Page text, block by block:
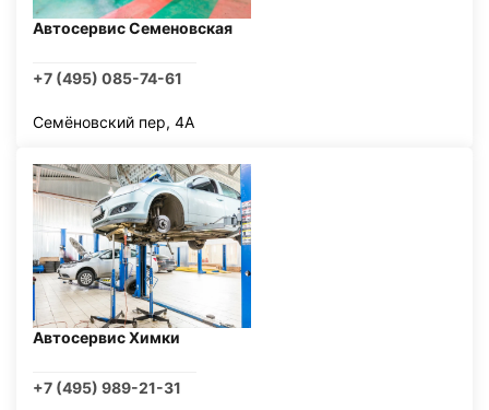
Автосервис Семеновская
+7 (495) 085-74-61
Семёновский пер, 4А
Автосервис Химки
+7 (495) 989-21-31